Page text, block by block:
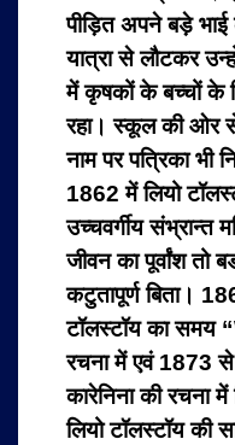
पीड़ित अपने बड़े
यात्रा से लौटकर
में कृषकों के बच्चों के
रहा। स्कूल की ओर से
नाम पर पत्रिका भी
1862 में लियो
उच्चवर्गीय संभ्रान्त
जीवन का पूर्वांश तो
कटुतापूर्ण बिता।
टॉलस्टॉय का समय
रचना में एवं 1873
कारेनिना की रचना
लियो टॉलस्टॉय की